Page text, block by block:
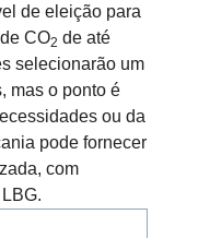
de eleição para
CO2 de até
selecionarão um
mas o ponto é
ou da
pode fornecer
com